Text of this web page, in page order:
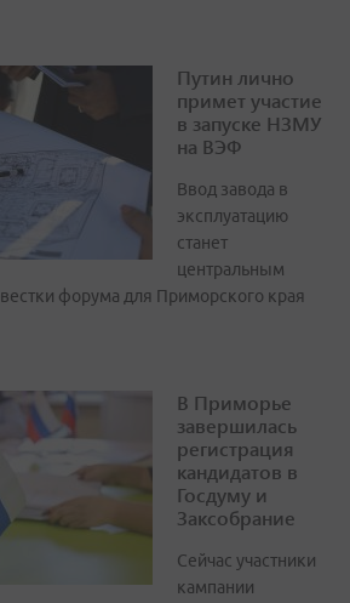
Путин лично
примет участие
в запуске НЗМУ
на ВЭФ
Ввод завода в
эксплуатацию
станет
центральным
форума для Приморского края
В Приморье
завершилась
регистрация
кандидатов в
Госдуму и
Заксобрание
Сейчас участники
кампании